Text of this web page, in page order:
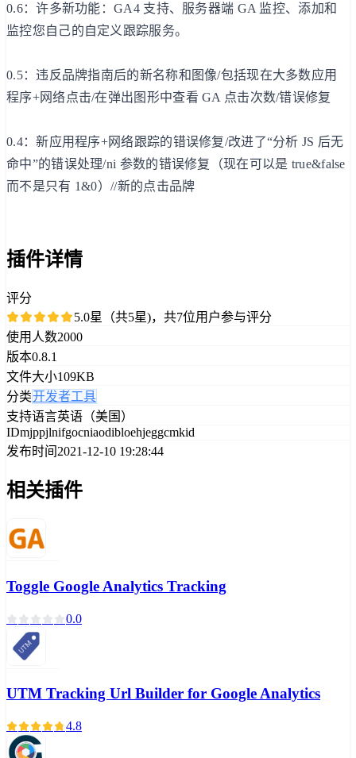
0.6：许多新功能：GA4 支持、服务器端 GA 监控、添加和
监控您自己的自定义跟踪服务。
0.5：违反品牌指南后的新名称和图像/包括现在大多数应用
程序+网络点击/在弹出图形中查看 GA 点击次数/错误修复
0.4：新应用程序+网络跟踪的错误修复/改进了“分析 JS 后无
命中”的错误处理/ni 参数的错误修复（现在可以是 true&false
而不是只有 1&0）//新的点击品牌
插件详情
评分
5.0星（共5星)，共7位用户参与评分
使用人数2000
版本0.8.1
文件大小109KB
分类开发者工具
支持语言英语（美国）
IDmjppjlnifgocniaodibloehjeggcmkid
发布时间 2021-12-10 19:28:44
相关插件
Toggle Google Analytics Tracking
0.0
UTM Tracking Url Builder for Google Analytics
4.8